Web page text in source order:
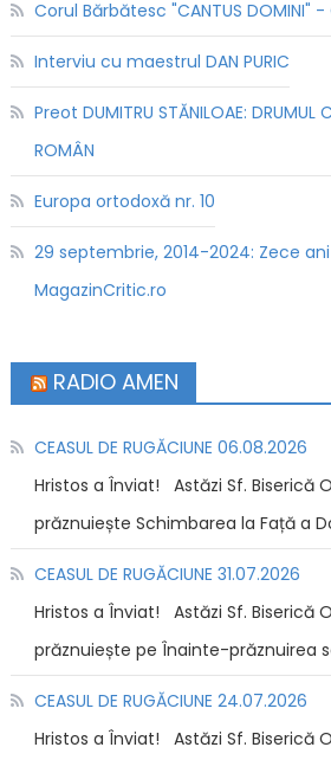
Corul Bărbătesc "CANTUS DOMINI"
Interviu cu maestrul DAN PURIC
Preot DUMITRU STĂNILOAE: DRUMUL
ROMÂN
Europa ortodoxă nr. 10
29 septembrie, 2014-2024: Zece
MagazinCritic.ro
RADIO AMEN
CEASUL DE RUGĂCIUNE 06.08.2026
Hristos a Înviat! Astăzi Sf. Biserică
prăznuiește Schimbarea la Față a
CEASUL DE RUGĂCIUNE 31.07.2026
Hristos a Înviat! Astăzi Sf. Biserică
prăznuiește pe Înainte-prăznuirea
CEASUL DE RUGĂCIUNE 24.07.2026
Hristos a Înviat! Astăzi Sf. Biserică